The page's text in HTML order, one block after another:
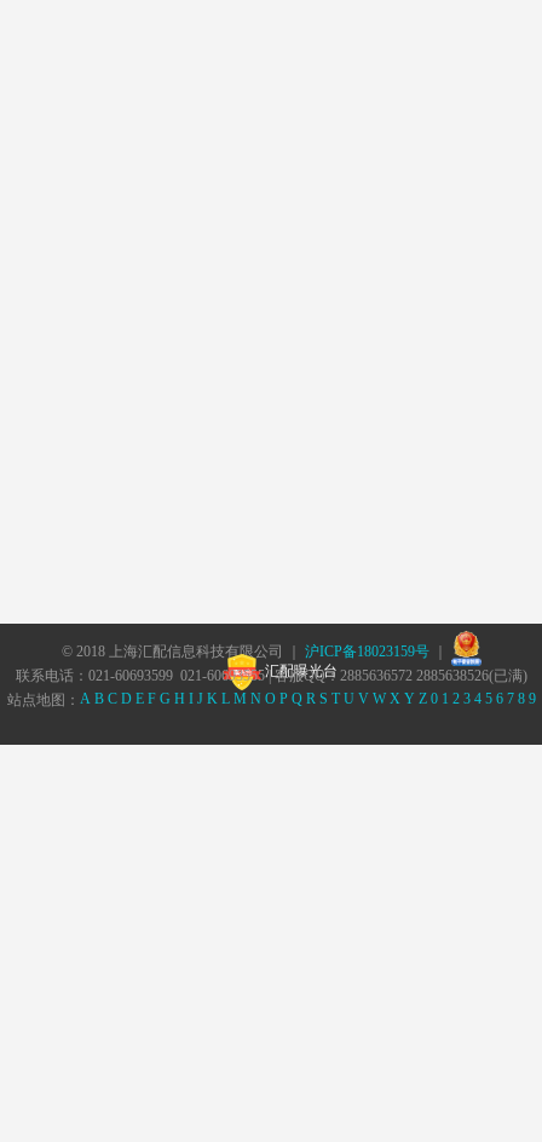
© 2018 上海汇配信息科技有限公司 ｜ 沪ICP备18023159号｜
汇配曝光台
联系电话：021-60693599 021-60693555 | 客服QQ：2885636572 2885638526(已满)
站点地图： A B C D E F G H I J K L M N O P Q R S T U V W X Y Z 0 1 2 3 4 5 6 7 8 9